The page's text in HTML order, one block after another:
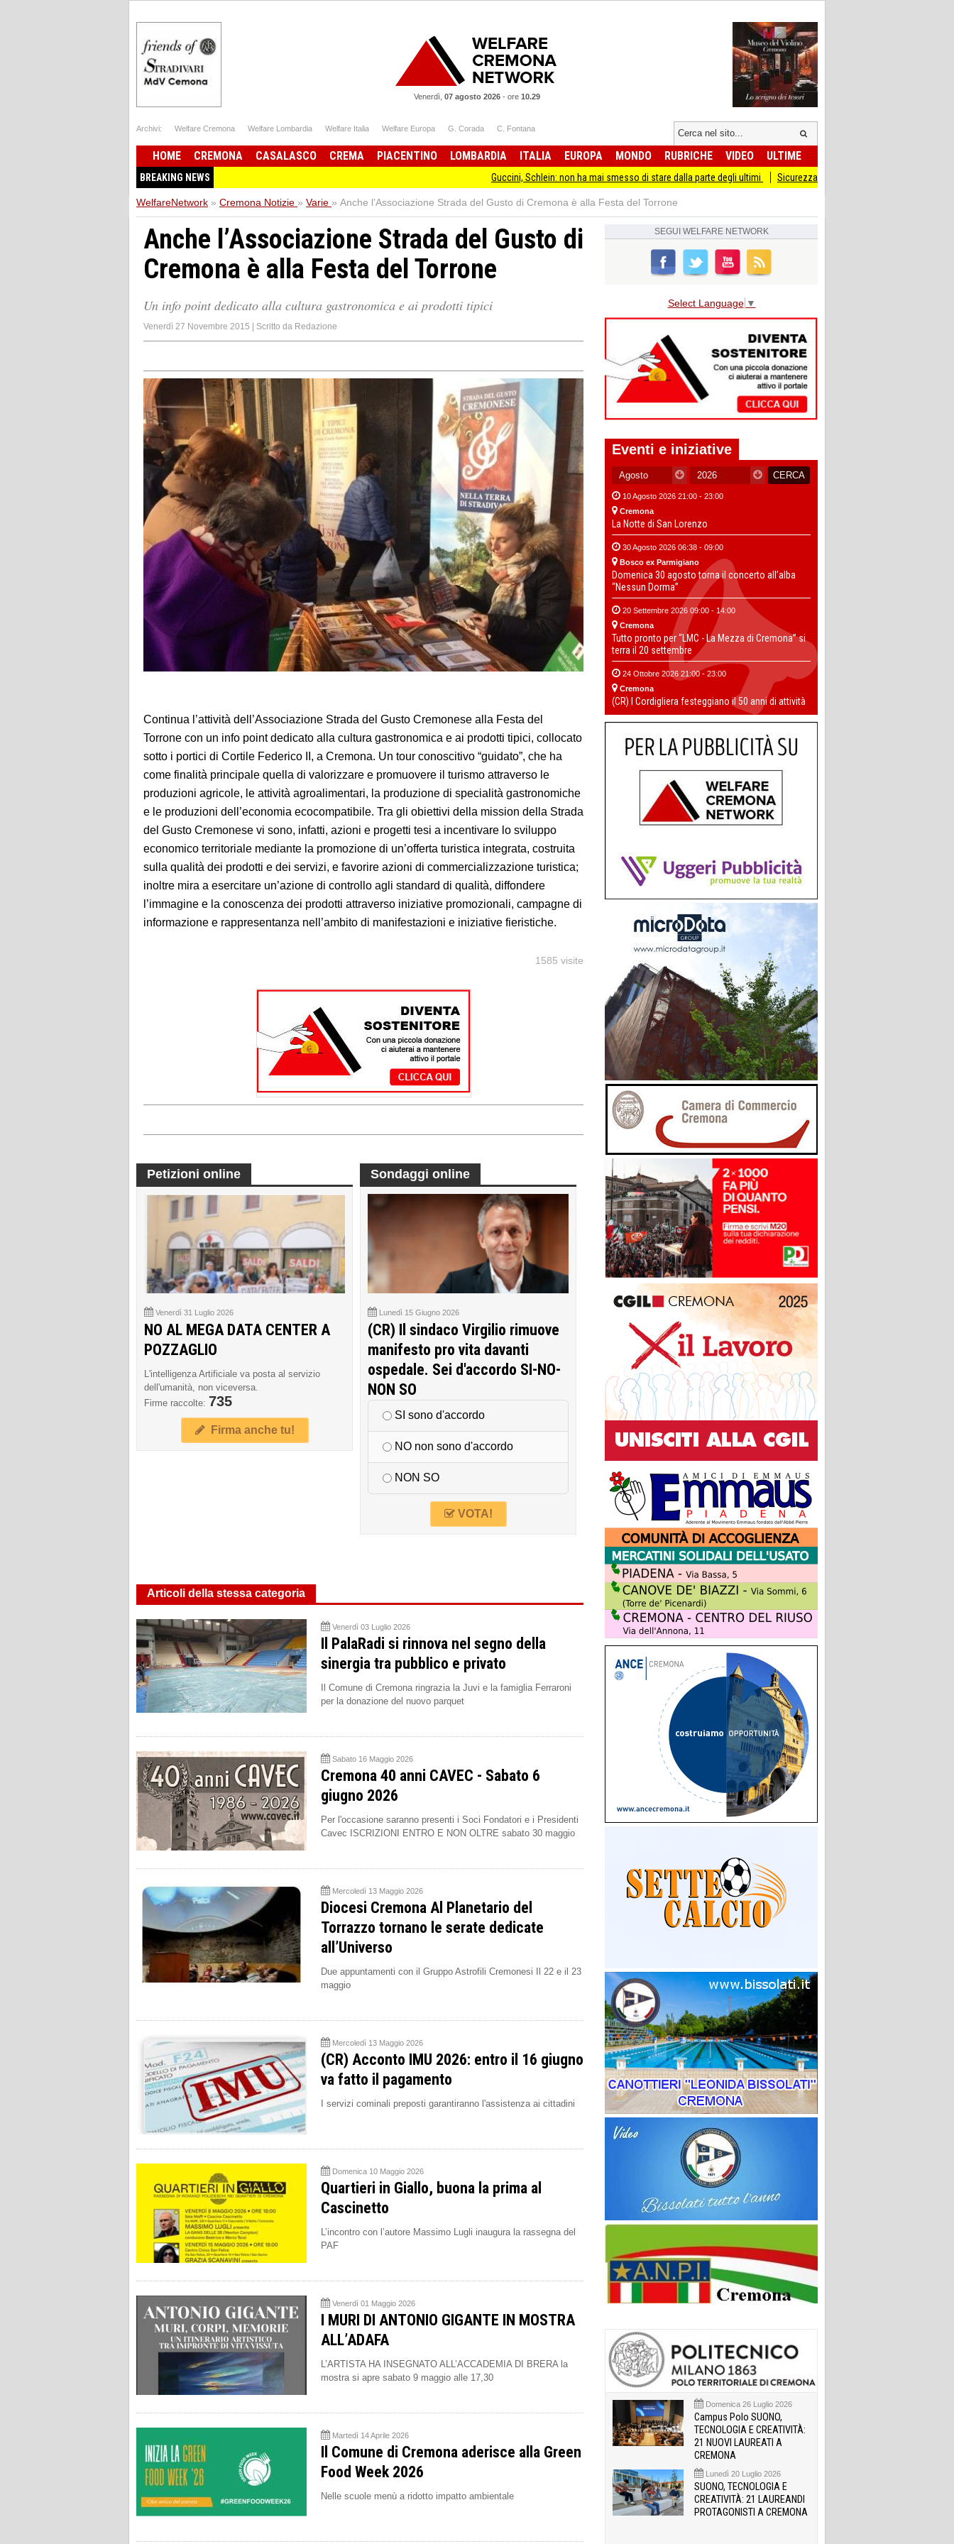
Venerdì, 07 agosto 2026 - ore 10.29
Archivi: Welfare Cremona Welfare Lombardia Welfare Italia Welfare Europa G. Corada C. Fontana
HOME CREMONA CASALASCO CREMA PIACENTINO LOMBARDIA ITALIA EUROPA MONDO RUBRICHE VIDEO ULTIME
BREAKING NEWS Guccini, Schlein: non ha mai smesso di stare dalla parte degli ultimi Sicurezza I Giovani Democratici ribattono ai Giovani di
WelfareNetwork » Cremona Notizie » Varie » Anche l’Associazione Strada del Gusto di Cremona è alla Festa del Torrone
Anche l’Associazione Strada del Gusto di
Cremona è alla Festa del Torrone
Un info point dedicato alla cultura gastronomica e ai prodotti tipici
Venerdì 27 Novembre 2015 | Scritto da Redazione
Continua l’attività dell’Associazione Strada del Gusto Cremonese alla Festa del
Torrone con un info point dedicato alla cultura gastronomica e ai prodotti tipici, collocato
sotto i portici di Cortile Federico II, a Cremona. Un tour conoscitivo “guidato”, che ha
come finalità principale quella di valorizzare e promuovere il turismo attraverso le
produzioni agricole, le attività agroalimentari, la produzione di specialità gastronomiche
e le produzioni dell’economia ecocompatibile. Tra gli obiettivi della mission della Strada
del Gusto Cremonese vi sono, infatti, azioni e progetti tesi a incentivare lo sviluppo
economico territoriale mediante la promozione di un’offerta turistica integrata, costruita
sulla qualità dei prodotti e dei servizi, e favorire azioni di commercializzazione turistica;
inoltre mira a esercitare un’azione di controllo agli standard di qualità, diffondere
l’immagine e la conoscenza dei prodotti attraverso iniziative promozionali, campagne di
informazione e rappresentanza nell’ambito di manifestazioni e iniziative fieristiche.
1585 visite
Petizioni online
Venerdì 31 Luglio 2026
NO AL MEGA DATA CENTER A
POZZAGLIO
L'intelligenza Artificiale va posta al servizio
dell'umanità, non viceversa.
Firme raccolte: 735
Firma anche tu!
Sondaggi online
Lunedì 15 Giugno 2026
(CR) Il sindaco Virgilio rimuove
manifesto pro vita davanti
ospedale. Sei d'accordo SI-NO-
NON SO
SI sono d'accordo
NO non sono d'accordo
NON SO
VOTA!
Articoli della stessa categoria
Venerdì 03 Luglio 2026
Il PalaRadi si rinnova nel segno della
sinergia tra pubblico e privato
Il Comune di Cremona ringrazia la Juvi e la famiglia Ferraroni
per la donazione del nuovo parquet
Sabato 16 Maggio 2026
Cremona 40 anni CAVEC - Sabato 6
giugno 2026
Per l'occasione saranno presenti i Soci Fondatori e i Presidenti
Cavec ISCRIZIONI ENTRO E NON OLTRE sabato 30 maggio
Mercoledì 13 Maggio 2026
Diocesi Cremona Al Planetario del
Torrazzo tornano le serate dedicate
all’Universo
Due appuntamenti con il Gruppo Astrofili Cremonesi Il 22 e il 23
maggio
Mercoledì 13 Maggio 2026
(CR) Acconto IMU 2026: entro il 16 giugno
va fatto il pagamento
I servizi cominali preposti garantiranno l'assistenza ai cittadini
Domenica 10 Maggio 2026
Quartieri in Giallo, buona la prima al
Cascinetto
L’incontro con l’autore Massimo Lugli inaugura la rassegna del
PAF
Venerdì 01 Maggio 2026
I MURI DI ANTONIO GIGANTE IN MOSTRA
ALL’ADAFA
L’ARTISTA HA INSEGNATO ALL’ACCADEMIA DI BRERA la
mostra si apre sabato 9 maggio alle 17,30
Martedì 14 Aprile 2026
Il Comune di Cremona aderisce alla Green
Food Week 2026
Nelle scuole menù a ridotto impatto ambientale
SEGUI WELFARE NETWORK
Select Language ▼
Eventi e iniziative
10 Agosto 2026 21:00 - 23:00
Cremona
La Notte di San Lorenzo
30 Agosto 2026 06:38 - 09:00
Bosco ex Parmigiano
Domenica 30 agosto torna il concerto all’alba
“Nessun Dorma”
20 Settembre 2026 09:00 - 14:00
Cremona
Tutto pronto per “LMC - La Mezza di Cremona” si
terra il 20 settembre
24 Ottobre 2026 21:00 - 23:00
Cremona
(CR) I Cordigliera festeggiano il 50 anni di attività
Domenica 26 Luglio 2026
Campus Polo SUONO,
TECNOLOGIA E CREATIVITÀ:
21 NUOVI LAUREATI A
CREMONA
Lunedì 20 Luglio 2026
SUONO, TECNOLOGIA E
CREATIVITÀ: 21 LAUREANDI
PROTAGONISTI A CREMONA